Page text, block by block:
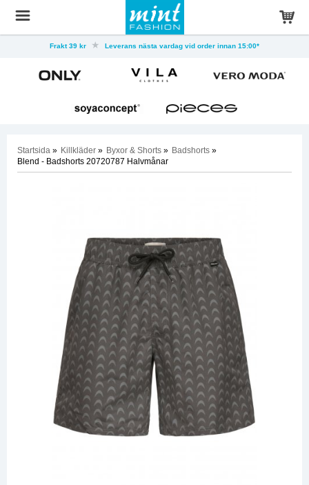
Frakt 39 kr Leverans nästa vardag vid order innan 15:00*
Startsida » Killkläder » Byxor & Shorts » Badshorts »
Blend - Badshorts 20720787 Halvmånar